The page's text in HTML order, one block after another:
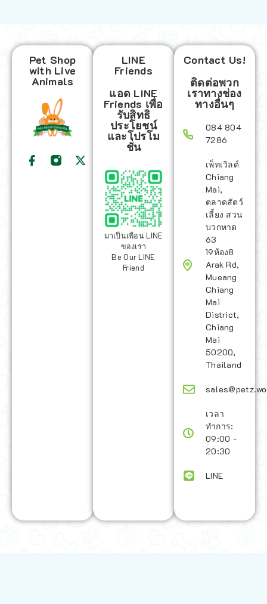
Pet Shop
with Live
Animals
LINE
Friends
แอด LINE
Friends เพื่อ
รับสิทธิ
ประโยชน์
และโปรโม
ชั่น
มาเป็นเพื่อน LINE
ของเรา
Be Our LINE
Friend
Contact Us!
ติดต่อพวก
เราทางช่อง
ทางอื่นๆ
084 804
7286
เพ็ทเวิลด์
Chiang
Mai,
ตลาดสัตว์
เลี้ยง สวน
บวกหาด
63
19ห้อง8
Arak Rd,
Mueang
Chiang
Mai
District,
Chiang
Mai
50200,
Thailand
เวลา
ทำการ:
09:00 -
20:30
LINE